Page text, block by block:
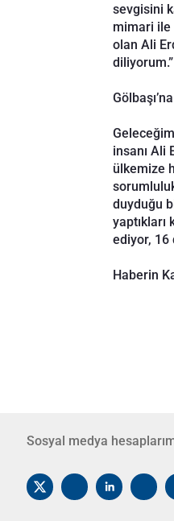
sevgisini
mimari ile
olan Ali
insanı Ali
ülkemize
duyduğu
ediyor, 16
Haberin
Sosyal medya